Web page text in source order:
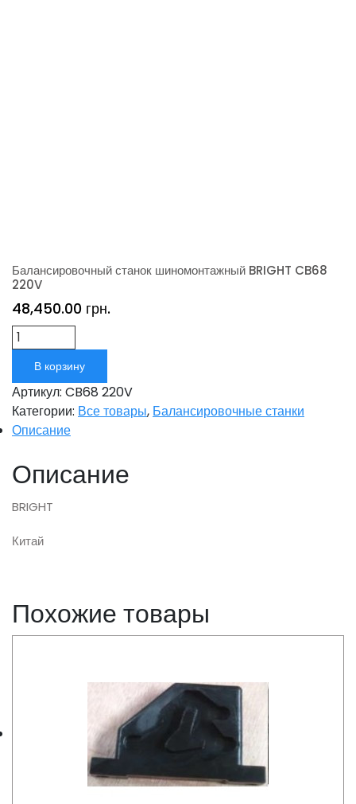
Балансировочный станок шиномонтажный BRIGHT CB68
220V
48,450.00 грн.
Количество
В корзину
Артикул: CB68 220V
Категории: Все товары, Балансировочные станки
Описание
Описание
BRIGHT
Китай
Похожие товары